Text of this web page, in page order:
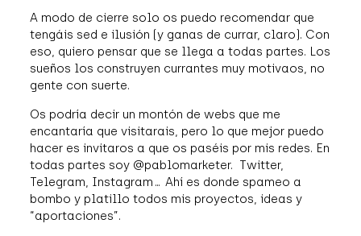
A modo de cierre solo os puedo recomendar que
tengáis sed e ilusión (y ganas de currar, claro). Con
eso, quiero pensar que se llega a todas partes. Los
sueños los construyen currantes muy motivaos, no
gente con suerte.
Os podría decir un montón de webs que me
encantaría que visitarais, pero lo que mejor puedo
hacer es invitaros a que os paséis por mis redes. En
todas partes soy @pablomarketer. Twitter,
Telegram, Instagram… Ahí es donde spameo a
bombo y platillo todos mis proyectos, ideas y
“aportaciones”.